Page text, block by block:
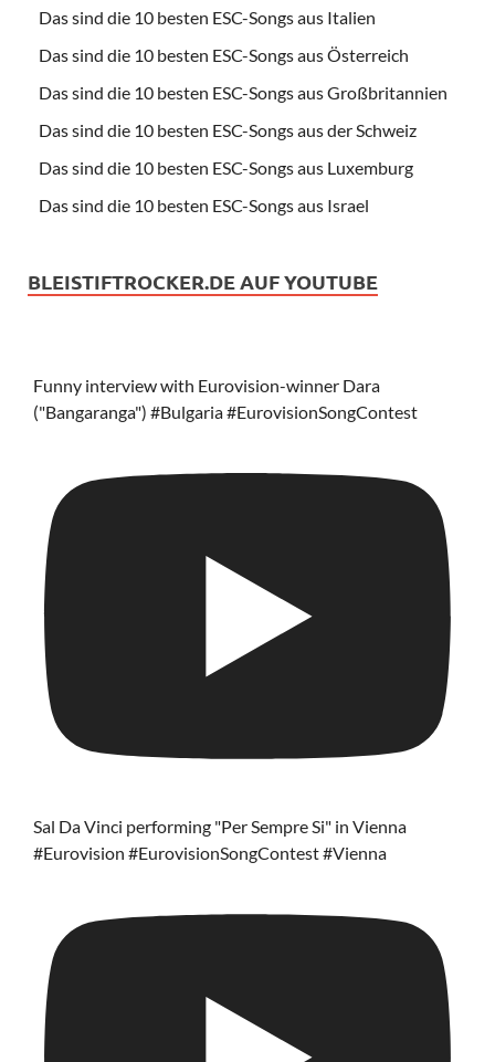
Das sind die 10 besten ESC-Songs aus Italien
Das sind die 10 besten ESC-Songs aus Österreich
Das sind die 10 besten ESC-Songs aus Großbritannien
Das sind die 10 besten ESC-Songs aus der Schweiz
Das sind die 10 besten ESC-Songs aus Luxemburg
Das sind die 10 besten ESC-Songs aus Israel
BLEISTIFTROCKER.DE AUF YOUTUBE
Funny interview with Eurovision-winner Dara
("Bangaranga") #Bulgaria #EurovisionSongContest
Sal Da Vinci performing "Per Sempre Si" in Vienna
#Eurovision #EurovisionSongContest #Vienna